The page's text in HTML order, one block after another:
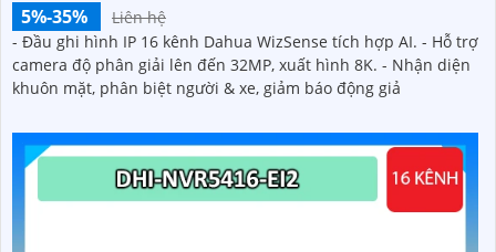
5%-35%
Liên hệ
- Đầu ghi hình IP 16 kênh Dahua WizSense tích hợp AI. - Hỗ trợ
camera độ phân giải lên đến 32MP, xuất hình 8K. - Nhận diện
khuôn mặt, phân biệt người & xe, giảm báo động giả